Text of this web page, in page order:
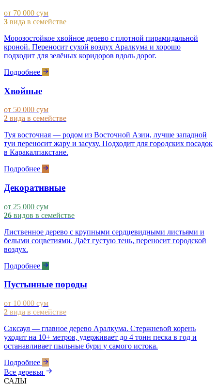
от 70 000 сум
3 вида в семействе
Морозостойкое хвойное дерево с плотной пирамидальной
кроной. Переносит сухой воздух Аралкума и хорошо
подходит для зелёных коридоров вдоль дорог.
Подробнее
Хвойные
от 50 000 сум
2 вида в семействе
Туя восточная — родом из Восточной Азии, лучше западной
туи переносит жару и засуху. Подходит для городских посадок
в Каракалпакстане.
Подробнее
Декоративные
от 25 000 сум
26 видов в семействе
Лиственное дерево с крупными сердцевидными листьями и
белыми соцветиями. Даёт густую тень, переносит городской
воздух.
Подробнее
Пустынные породы
от 10 000 сум
2 вида в семействе
Саксаул — главное дерево Аралкума. Стержневой корень
уходит на 10+ метров, удерживает до 4 тонн песка в год и
останавливает пыльные бури у самого истока.
Подробнее
Все деревья
САДЫ